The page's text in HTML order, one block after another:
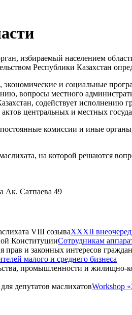
избираемый населением
Республики Казахстан
и социальные
вопросы местного
содействует
центральных и местных
комиссии и иные
на которой решаются
Ак. Сатпаева 49
XXXII
Сотрудникам
малого и среднего бизнеса
Workshop